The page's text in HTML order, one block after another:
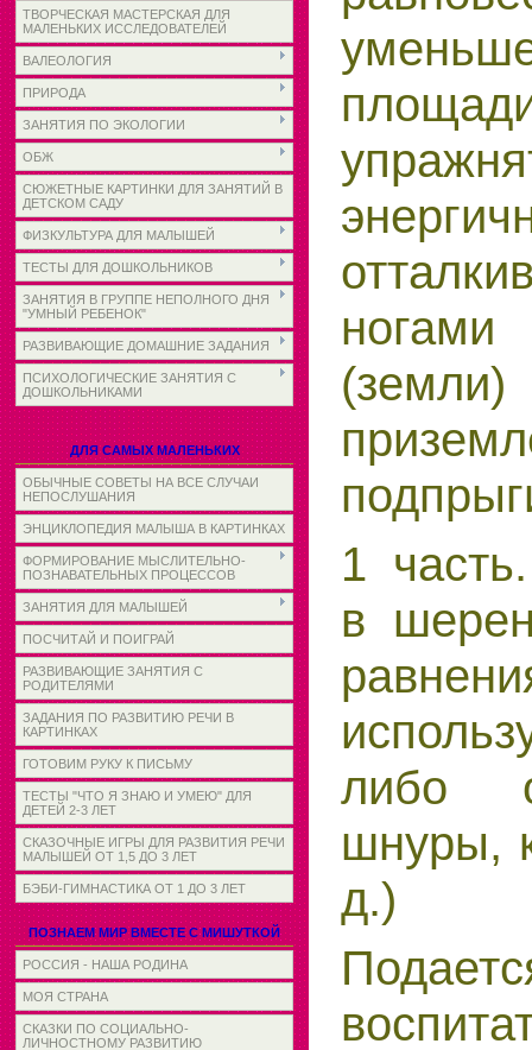
ТВОРЧЕСКАЯ МАСТЕРСКАЯ ДЛЯ
МАЛЕНЬКИХ ИССЛЕДОВАТЕЛЕЙ
ВАЛЕОЛОГИЯ
ПРИРОДА
ЗАНЯТИЯ ПО ЭКОЛОГИИ
ОБЖ
СЮЖЕТНЫЕ КАРТИНКИ ДЛЯ ЗАНЯТИЙ В
ДЕТСКОМ САДУ
ФИЗКУЛЬТУРА ДЛЯ МАЛЫШЕЙ
ТЕСТЫ ДЛЯ ДОШКОЛЬНИКОВ
ЗАНЯТИЯ В ГРУППЕ НЕПОЛНОГО ДНЯ
"УМНЫЙ РЕБЕНОК"
РАЗВИВАЮЩИЕ ДОМАШНИЕ ЗАДАНИЯ
ПСИХОЛОГИЧЕСКИЕ ЗАНЯТИЯ С
ДОШКОЛЬНИКАМИ
ДЛЯ САМЫХ МАЛЕНЬКИХ
ОБЫЧНЫЕ СОВЕТЫ НА ВСЕ СЛУЧАИ
НЕПОСЛУШАНИЯ
ЭНЦИКЛОПЕДИЯ МАЛЫША В КАРТИНКАХ
ФОРМИРОВАНИЕ МЫСЛИТЕЛЬНО-
ПОЗНАВАТЕЛЬНЫХ ПРОЦЕССОВ
ЗАНЯТИЯ ДЛЯ МАЛЫШЕЙ
ПОСЧИТАЙ И ПОИГРАЙ
РАЗВИВАЮЩИЕ ЗАНЯТИЯ С
РОДИТЕЛЯМИ
ЗАДАНИЯ ПО РАЗВИТИЮ РЕЧИ В
КАРТИНКАХ
ГОТОВИМ РУКУ К ПИСЬМУ
ТЕСТЫ "ЧТО Я ЗНАЮ И УМЕЮ" ДЛЯ
ДЕТЕЙ 2-3 ЛЕТ
СКАЗОЧНЫЕ ИГРЫ ДЛЯ РАЗВИТИЯ РЕЧИ
МАЛЫШЕЙ ОТ 1,5 ДО 3 ЛЕТ
БЭБИ-ГИМНАСТИКА ОТ 1 ДО 3 ЛЕТ
ПОЗНАЕМ МИР ВМЕСТЕ С МИШУТКОЙ
РОССИЯ - НАША РОДИНА
МОЯ СТРАНА
СКАЗКИ ПО СОЦИАЛЬНО-
ЛИЧНОСТНОМУ РАЗВИТИЮ
1
в
либо
шнуры,
д.)